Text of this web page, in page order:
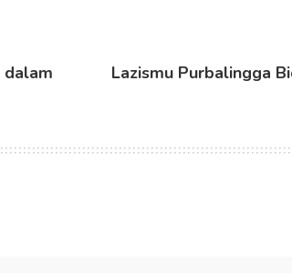
dalam
Lazismu Purbalingga